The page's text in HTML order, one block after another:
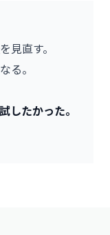
見直す。
る。
したかった。